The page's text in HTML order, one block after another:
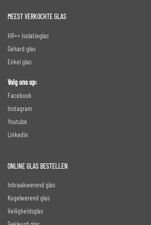
MEEST VERKOCHTE GLAS
HR++ Isolatieglas
Gehard glas
Enkel glas
Volg ons op:
Facebook
Instagram
Youtube
Linkedin
ONLINE GLAS BESTELLEN
Inbraakwerend glas
Kogelwerend glas
Veiligheidsglas